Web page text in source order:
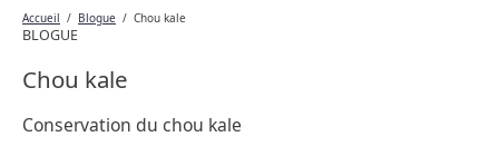
Accueil / Blogue / Chou kale
BLOGUE
Chou kale
Conservation du chou kale